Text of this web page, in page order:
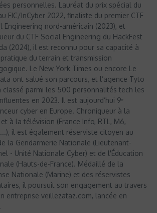
personnelles. Lauréat du prix spécial du
FIC/InCyber 2022, finaliste du premier CTF
Engineering nord-américain (2023), et
du CTF Social Engineering du HackFest
(2024), il est reconnu pour sa capacité à
du terrain et transmission
Le New York Times ou encore Le
ont salué son parcours, et l’agence Tyto
classé parmi les 500 personnalités tech les
en 2023. Il est aujourd’hui 9ᵉ
cyber en Europe. Chroniqueur à la
à la télévision (France Info, RTL, M6,
il est également réserviste citoyen au
la Gendarmerie Nationale (Lieutenant-
- Unité Nationale Cyber) et de l'Éducation
(Hauts-de-France). Médaillé de la
Nationale (Marine) et des réservistes
il poursuit son engagement au travers
entreprise veillezataz.com, lancée en